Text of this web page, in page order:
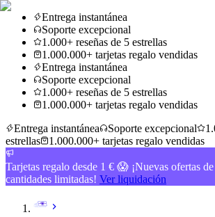
Entrega instantánea
Soporte excepcional
1.000+ reseñas de 5 estrellas
1.000.000+ tarjetas regalo vendidas
Entrega instantánea
Soporte excepcional
1.000+ reseñas de 5 estrellas
1.000.000+ tarjetas regalo vendidas
Entrega instantánea
Soporte excepcional
estrellas
1.000.000+ tarjetas regalo vendidas
Tarjetas regalo desde 1 € 😱 ¡Nuevas ofertas
cantidades limitadas! Ver liquidación